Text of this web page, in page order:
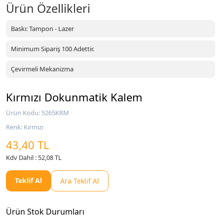
Ürün Özellikleri
Baskı: Tampon - Lazer
Minimum Sipariş 100 Adettir.
Çevirmeli Mekanizma
Kırmızı Dokunmatik Kalem
Ürün Kodu: 5265KRM
Renk: Kırmızı
43,40 TL
Kdv Dahil : 52,08 TL
Teklif Al Ara Teklif Al
Ürün Stok Durumları